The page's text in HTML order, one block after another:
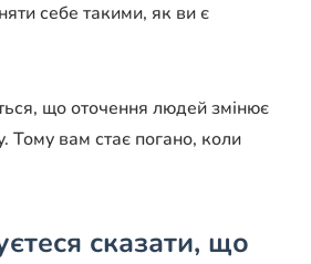
себе такими, як ви є
що оточення людей змінює
Тому вам стає погано, коли
сказати, що